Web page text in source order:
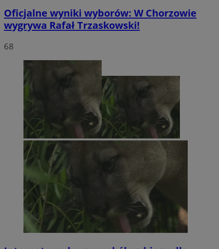
Oficjalne wyniki wyborów: W Chorzowie
wygrywa Rafał Trzaskowski!
68